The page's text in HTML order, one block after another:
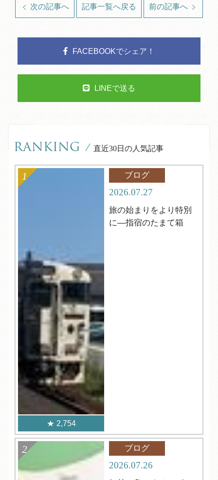
次の記事へ 記事一覧へ戻る 前の記事へ
FACEBOOKでシェア！
LINEで送る
RANKING / 直近30日の人気記事
2,754
ブログ
2026.07.27
旅の始まりをより特別
に―指宿のたまて箱
ブログ
2026.07.26